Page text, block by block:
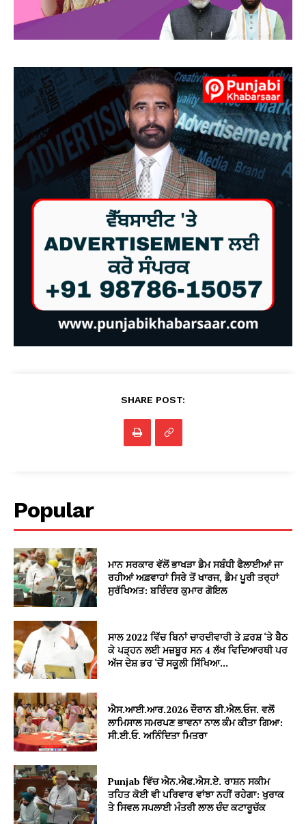
SHARE POST:
Popular
ਮਾਨ ਸਰਕਾਰ ਵੱਲੋਂ ਭਾਖੜਾ ਡੈਮ ਸਬੰਧੀ ਫੈਲਾਈਆਂ ਜਾ
ਰਹੀਆਂ ਅਫ਼ਵਾਹਾਂ ਸਿਰੇ ਤੋਂ ਖਾਰਜ, ਡੈਮ ਪੂਰੀ ਤਰ੍ਹਾਂ
ਸੁਰੱਖਿਅਤ: ਬਰਿੰਦਰ ਕੁਮਾਰ ਗੋਇਲ
ਸਾਲ 2022 ਵਿੱਚ ਬਿਨਾਂ ਚਾਰਦੀਵਾਰੀ ਤੇ ਫ਼ਰਸ਼ ‘ਤੇ ਬੈਠ
ਕੇ ਪੜ੍ਹਨ ਲਈ ਮਜ਼ਬੂਰ ਸਨ 4 ਲੱਖ ਵਿਦਿਆਰਥੀ ਪਰ
ਅੱਜ ਦੇਸ਼ ਭਰ ‘ਚੋਂ ਸਕੂਲੀ ਸਿੱਖਿਆ...
ਐਸ.ਆਈ.ਆਰ.2026 ਦੌਰਾਨ ਬੀ.ਐਲ.ਓਜ. ਵਲੋਂ
ਲਾਮਿਸਾਲ ਸਮਰਪਣ ਭਾਵਨਾ ਨਾਲ ਕੰਮ ਕੀਤਾ ਗਿਆ:
ਸੀ.ਈ.ਓ. ਅਨਿੰਦਿਤਾ ਮਿਤਰਾ
Punjab ਵਿੱਚ ਐਨ.ਐਫ.ਐਸ.ਏ. ਰਾਸ਼ਨ ਸਕੀਮ
ਤਹਿਤ ਕੋਈ ਵੀ ਪਰਿਵਾਰ ਵਾਂਝਾ ਨਹੀਂ ਰਹੇਗਾ: ਖੁਰਾਕ
ਤੇ ਸਿਵਲ ਸਪਲਾਈ ਮੰਤਰੀ ਲਾਲ ਚੰਦ ਕਟਾਰੂਚੱਕ